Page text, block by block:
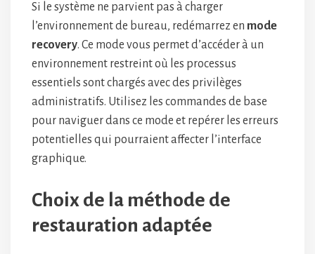
Si le système ne parvient pas à charger
l’environnement de bureau, redémarrez en mode
recovery. Ce mode vous permet d’accéder à un
environnement restreint où les processus
essentiels sont chargés avec des privilèges
administratifs. Utilisez les commandes de base
pour naviguer dans ce mode et repérer les erreurs
potentielles qui pourraient affecter l’interface
graphique.
Choix de la méthode de
restauration adaptée